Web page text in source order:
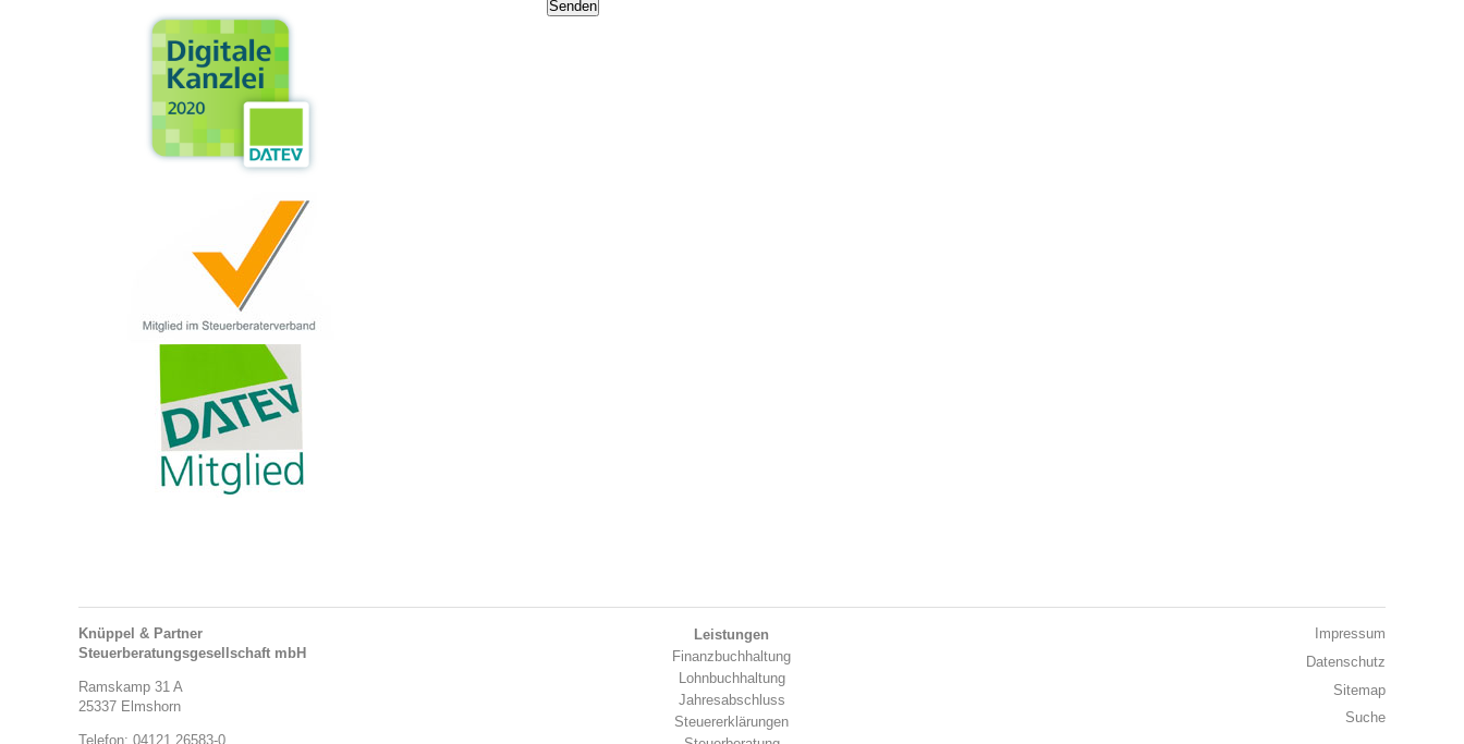
Knüppel & Partner
Steuerberatungsgesellschaft mbH
Ramskamp 31 A
25337 Elmshorn
Telefon: 04121 26583-0
Leistungen
Finanzbuchhaltung
Lohnbuchhaltung
Jahresabschluss
Steuererklärungen
Impressum
Datenschutz
Sitemap
Suche